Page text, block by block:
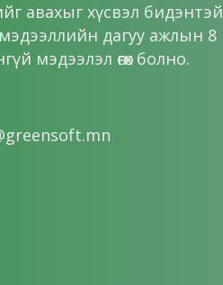
авахыг хүсвэл бидэнтэй
дагуу ажлын 8
мэдээлэл өгөх болно.